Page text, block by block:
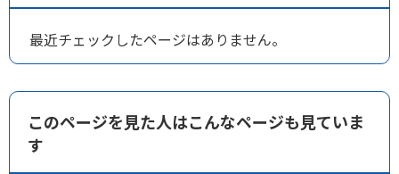
最近チェックしたページはありません。
このページを見た人はこんなページも見ていま
す